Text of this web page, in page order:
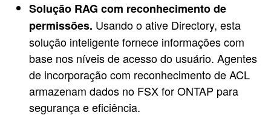
Solução RAG com reconhecimento de
permissões. Usando o ative Directory, esta
solução inteligente fornece informações com
base nos níveis de acesso do usuário. Agentes
de incorporação com reconhecimento de ACL
armazenam dados no FSX for ONTAP para
segurança e eficiência.